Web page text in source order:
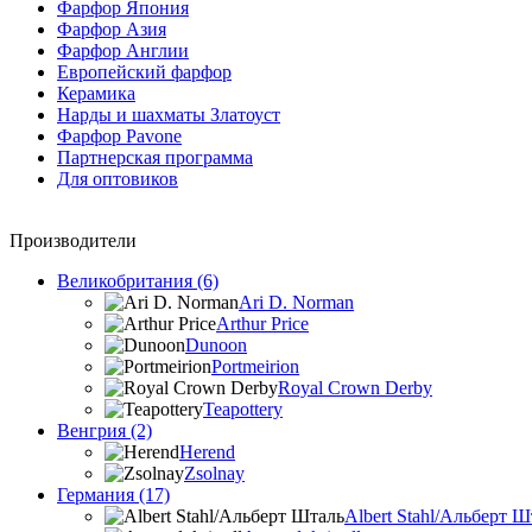
Фарфор Япония
Фарфор Азия
Фарфор Англии
Европейский фарфор
Керамика
Нарды и шахматы Златоуст
Фарфор Pavone
Партнерская программа
Для оптовиков
Производители
Великобритания (6)
Ari D. Norman
Arthur Price
Dunoon
Portmeirion
Royal Crown Derby
Teapottery
Венгрия (2)
Herend
Zsolnay
Германия (17)
Albert Stahl/Альбеpт